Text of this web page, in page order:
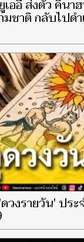
ออี ส่งตัว คินา
ชาติ กลับไปด
งรายวัน' ปร